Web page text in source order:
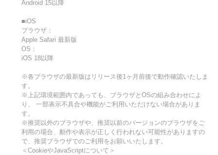
Android 15以降
■iOS
ブラウザ：
Apple Safari 最新版
OS：
iOS 18以降
※各ブラウザの最新版はリリース後1ヶ月前後で動作確認いたしま
す。
※上記環境範囲内であっても、ブラウザとOSの組み合わせによ
り、 一部表示不具合や機能がご利用いただけない場合がありま
す。
※推奨以外のブラウザや、推奨以前のバージョンのブラウザをご
利用の場合、動作や表示が正しく行われない可能性がありますの
で、推奨ブラウザでのご利用をお願いいたします。
＜CookieやJavaScriptについて＞